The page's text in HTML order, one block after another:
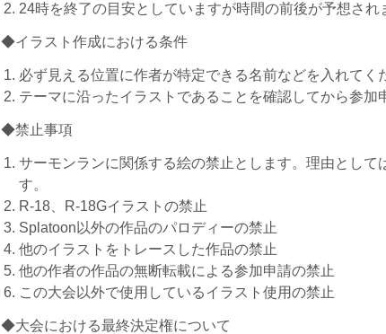
24時を終了の目安としていますが時間の前後が予想され
◆イラスト作成における条件
必ず見える位置に作者が特定できる名前などを入れてく
テーマに沿ったイラストであることを確認してから参加
◆禁止事項
サーモンランに関係する絵の禁止とします。理由とし
す。
R-18、R-18Gイラストの禁止
Splatoon以外の作品のパロディーの禁止
他のイラストをトレースした作品の禁止
他の作者の作品の無断転載による参加申請の禁止
この大会以外で使用しているイラスト使用の禁止
◆大会における最終決定権について